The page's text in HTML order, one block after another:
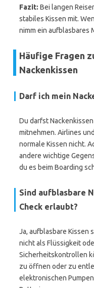
Fazit: Bei langen
stabiles Kissen mit.
nimm ein aufblasbares
Häufige Fragen
Nackenkissen
Darf ich mein
Du darfst
mitnehmen. Airlines
normale Kissen nicht.
andere wichtige
du es beim Boarding
Sind aufblasbare
Check erlaubt?
Ja, aufblasbare Kissen
nicht als Flüssigkeit
Sicherheitskontrollen
zu öffnen oder zu
elektronischen